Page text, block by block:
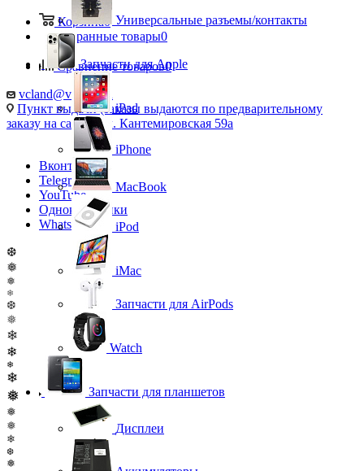
Корзина0
Избранные товары0
Сравнение товаров0
vcland@vcland.ru
Пункт выдачи (заказы выдаются по предварительному
заказу на сайте), ул. Кантемировская 59а
Вконтакте
Telegram
YouTube
Одноклассники
WhatsApp
❆
❅
❅
❄
❆
❅
❄
❄
❄
❄
❅
❅
❅
❄
❆
❅
Универсальные разъемы/контакты
Запчасти для Apple
iPad
iPhone
MacBook
iPod
iMac
Запчасти для AirPods
Watch
Запчасти для планшетов
Дисплеи